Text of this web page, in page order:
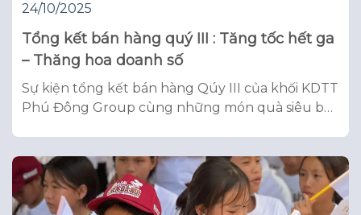
24/10/2025
Tổng kết bán hàng quý III : Tăng tốc hết ga
– Thăng hoa doanh số
Sự kiện tổng kết bán hàng Qúy III của khối KDTT
Phú Đông Group cùng những món quà siêu bất